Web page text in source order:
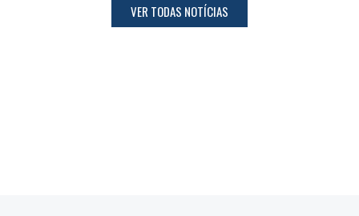
VER TODAS NOTÍCIAS